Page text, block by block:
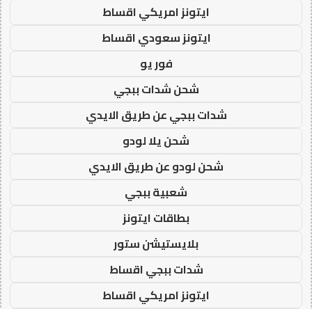
ايتونز امريكي اقساط
ايتونز سعودي اقساط
فور يو
شحن شدات ببجي
شدات ببجي عن طريق الايدي
شحن يلا لودو
شحن لودو عن طريق الايدي
شعبية ببجي
بطاقات ايتونز
بلايستيشن ستور
شدات ببجي اقساط
ايتونز امريكي اقساط